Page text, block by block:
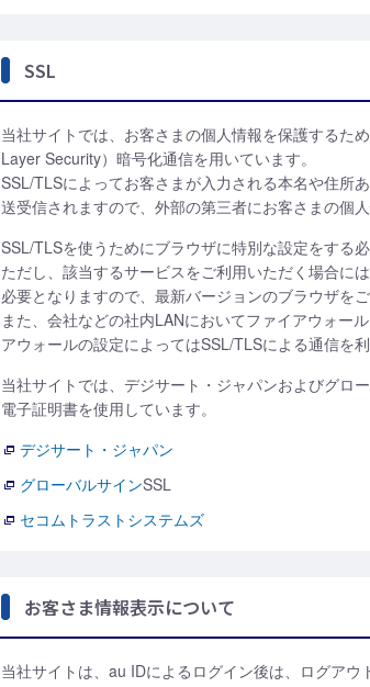
SSL
当社サイトでは、お客さまの個人情報を保護するた
Layer Security）暗号化通信を用いています。
SSL/TLSによってお客さまが入力される本名や住所
送受信されますので、外部の第三者にお客さまの個
SSL/TLSを使うためにブラウザに特別な設定をする必
ただし、該当するサービスをご利用いただく場合に
必要となりますので、最新バージョンのブラウザを
また、会社などの社内LANにおいてファイアウォー
アウォールの設定によってはSSL/TLSによる通信を
当社サイトでは、デジサート・ジャパンおよびグロ
電子証明書を使用しています。
デジサート・ジャパン
グローバルサインSSL
セコムトラストシステムズ
お客さま情報表示について
当社サイトは、au IDによるログイン後は、ログア